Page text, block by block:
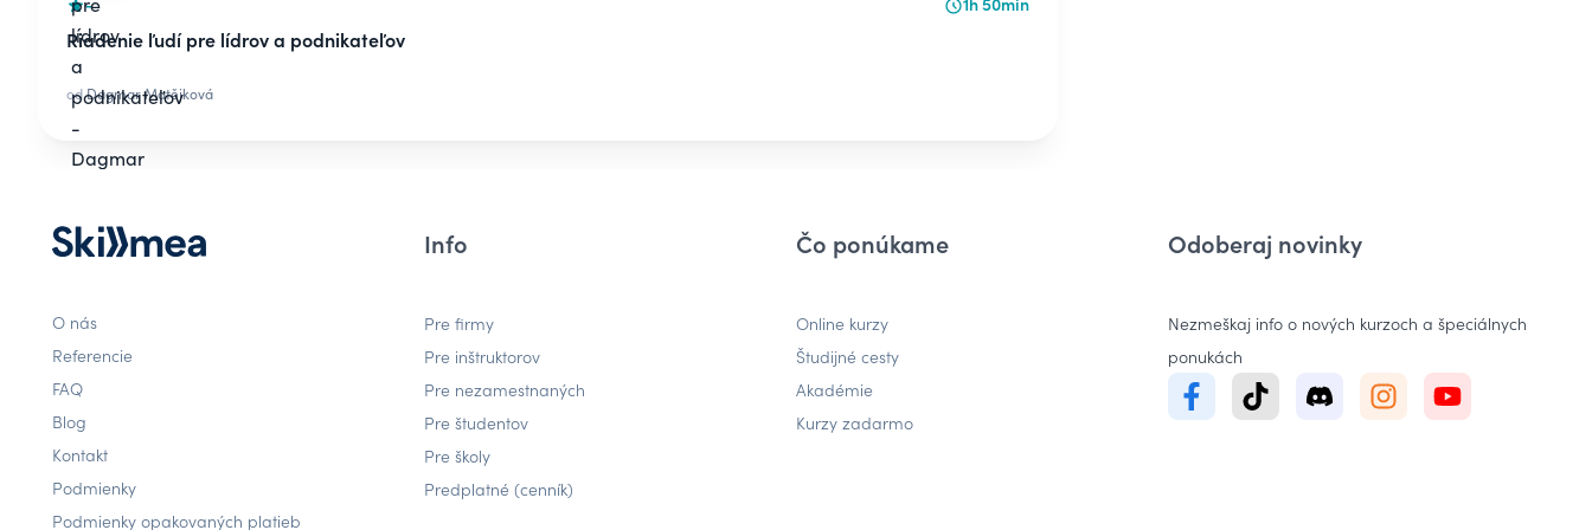
Riadenie ľudí pre lídrov a podnikateľov
odDagmar Matějková
O nás
Referencie
FAQ
Blog
Kontakt
Podmienky
Podmienky opakovaných platieb
Info
Pre firmy
Pre inštruktorov
Pre nezamestnaných
Pre študentov
Pre školy
Predplatné (cenník)
Čo ponúkame
Online kurzy
Študijné cesty
Akadémie
Kurzy zadarmo
Odoberaj novinky
Nezmeškaj info o nových kurzoch a špeciálnych
ponukách